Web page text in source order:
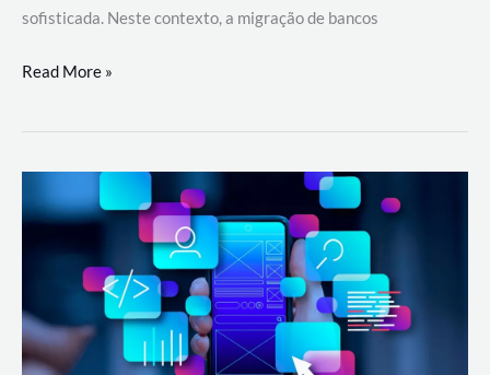
sofisticada. Neste contexto, a migração de bancos
Por
migrar
de
a
AWS?
Read More »